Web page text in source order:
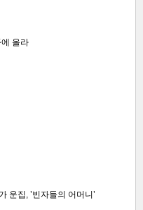
올라
운집, ’빈자들의 어머니’